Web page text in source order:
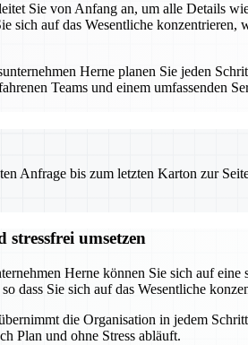
Sie von Anfang an, um alle Details
sich auf das Wesentliche
Herne planen Sie jeden
Teams und einem umfassenden
Anfrage bis zum letzten Karton zur
umsetzen
Herne können Sie sich auf eine
dass Sie sich auf das Wesentliche
die Organisation in jedem
Plan und ohne Stress abläuft.